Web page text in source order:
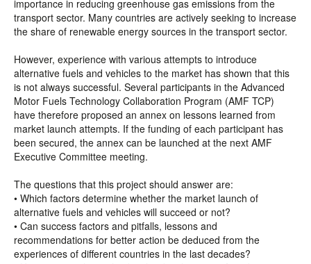
importance in reducing greenhouse gas emissions from the
transport sector. Many countries are actively seeking to increase
the share of renewable energy sources in the transport sector.
However, experience with various attempts to introduce
alternative fuels and vehicles to the market has shown that this
is not always successful. Several participants in the Advanced
Motor Fuels Technology Collaboration Program (AMF TCP)
have therefore proposed an annex on lessons learned from
market launch attempts. If the funding of each participant has
been secured, the annex can be launched at the next AMF
Executive Committee meeting.
The questions that this project should answer are:
• Which factors determine whether the market launch of
alternative fuels and vehicles will succeed or not?
• Can success factors and pitfalls, lessons and
recommendations for better action be deduced from the
experiences of different countries in the last decades?